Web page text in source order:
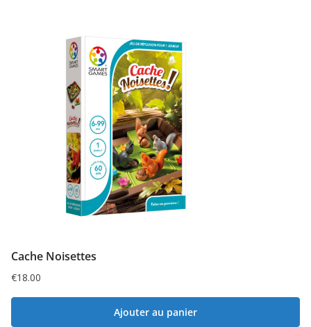
Cache Noisettes
€18.00
Ajouter au panier